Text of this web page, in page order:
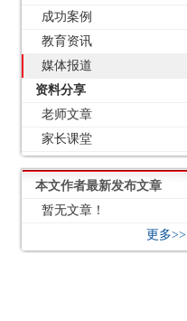
成功案例
教育资讯
媒体报道
资料分享
老师文章
家长课堂
本文作者最新发布文章
暂无文章！
更多>>